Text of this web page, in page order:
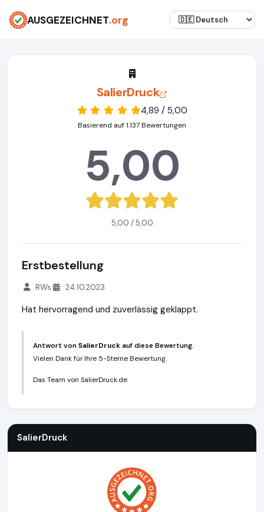
AUSGEZEICHNET.org
SalierDruck
4,89 / 5,00
Basierend auf 1.137 Bewertungen
5,00
5,00 / 5,00
Erstbestellung
RWs 24.10.2023
Hat hervorragend und zuverlässig geklappt.
Antwort vonSalierDruck auf diese Bewertung.
Vielen Dank für Ihre 5-Sterne Bewertung.
Das Team von SalierDruck.de
SalierDruck